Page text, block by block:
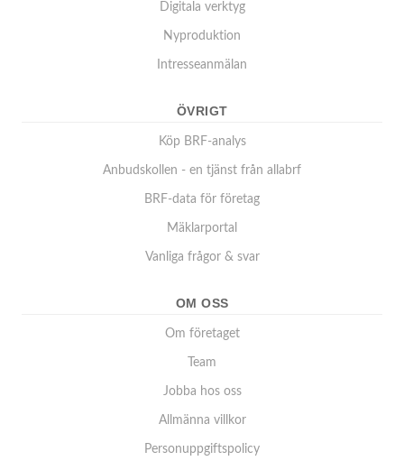
Digitala verktyg
Nyproduktion
Intresseanmälan
ÖVRIGT
Köp BRF-analys
Anbudskollen - en tjänst från allabrf
BRF-data för företag
Mäklarportal
Vanliga frågor & svar
OM OSS
Om företaget
Team
Jobba hos oss
Allmänna villkor
Personuppgiftspolicy